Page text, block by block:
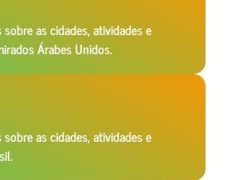
as cidades, atividades e
Árabes Unidos.
as cidades, atividades e